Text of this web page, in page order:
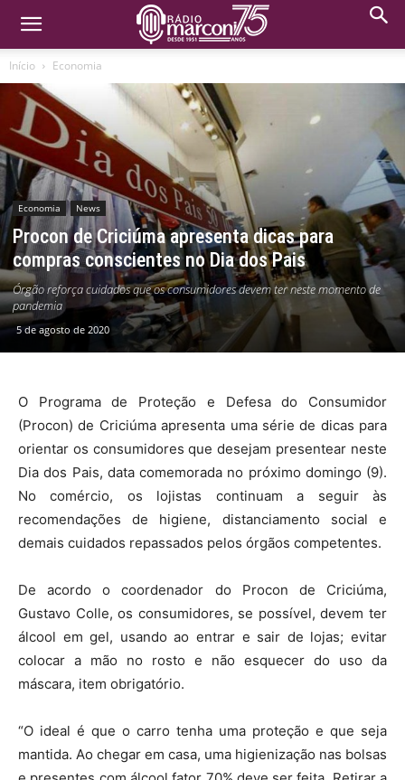
Início Economia
Economia News
Procon de Criciúma apresenta dicas para
compras conscientes no Dia dos Pais
Órgão reforça cuidados que os consumidores devem ter neste momento de
pandemia
5 de agosto de 2020
O Programa de Proteção e Defesa do Consumidor
(Procon) de Criciúma apresenta uma série de dicas para
orientar os consumidores que desejam presentear neste
Dia dos Pais, data comemorada no próximo domingo (9).
No comércio, os lojistas continuam a seguir às
recomendações de higiene, distanciamento social e
demais cuidados repassados pelos órgãos competentes.
De acordo o coordenador do Procon de Criciúma,
Gustavo Colle, os consumidores, se possível, devem ter
álcool em gel, usando ao entrar e sair de lojas; evitar
colocar a mão no rosto e não esquecer do uso da
máscara, item obrigatório.
“O ideal é que o carro tenha uma proteção e que seja
mantida. Ao chegar em casa, uma higienização nas bolsas